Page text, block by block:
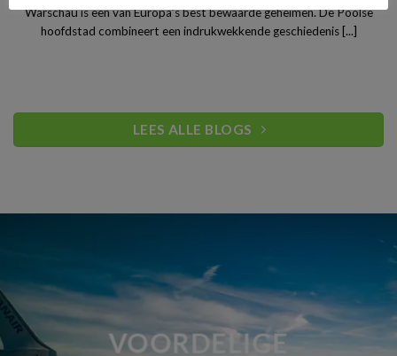
Warschau is een van Europa’s best bewaarde geheimen. De Poolse
hoofdstad combineert een indrukwekkende geschiedenis [...]
LEES ALLE BLOGS
VOORDELIGE